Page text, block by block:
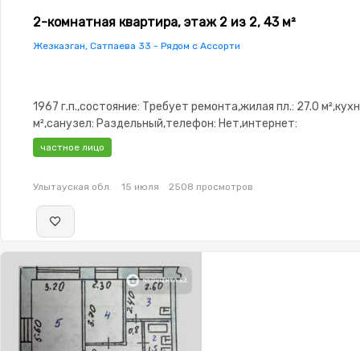
2-комнатная квартира, этаж 2 из 2, 43 м²
Жезказган, Сатпаева 33 - Рядом с Ассорти
1967 г.п.,состояние: Требует ремонта,жилая пл.: 27.0
м²,санузел: Раздельный,телефон: Нет,интернет:
Проводной,Пустая,Пустая,потолки: 3.3,паркинг: Рядом
стоянка,Кодовый замок,Неугловая,Комнаты изолированы
частное лицо
Улытауская обл. 15 июля 2508 просмотров